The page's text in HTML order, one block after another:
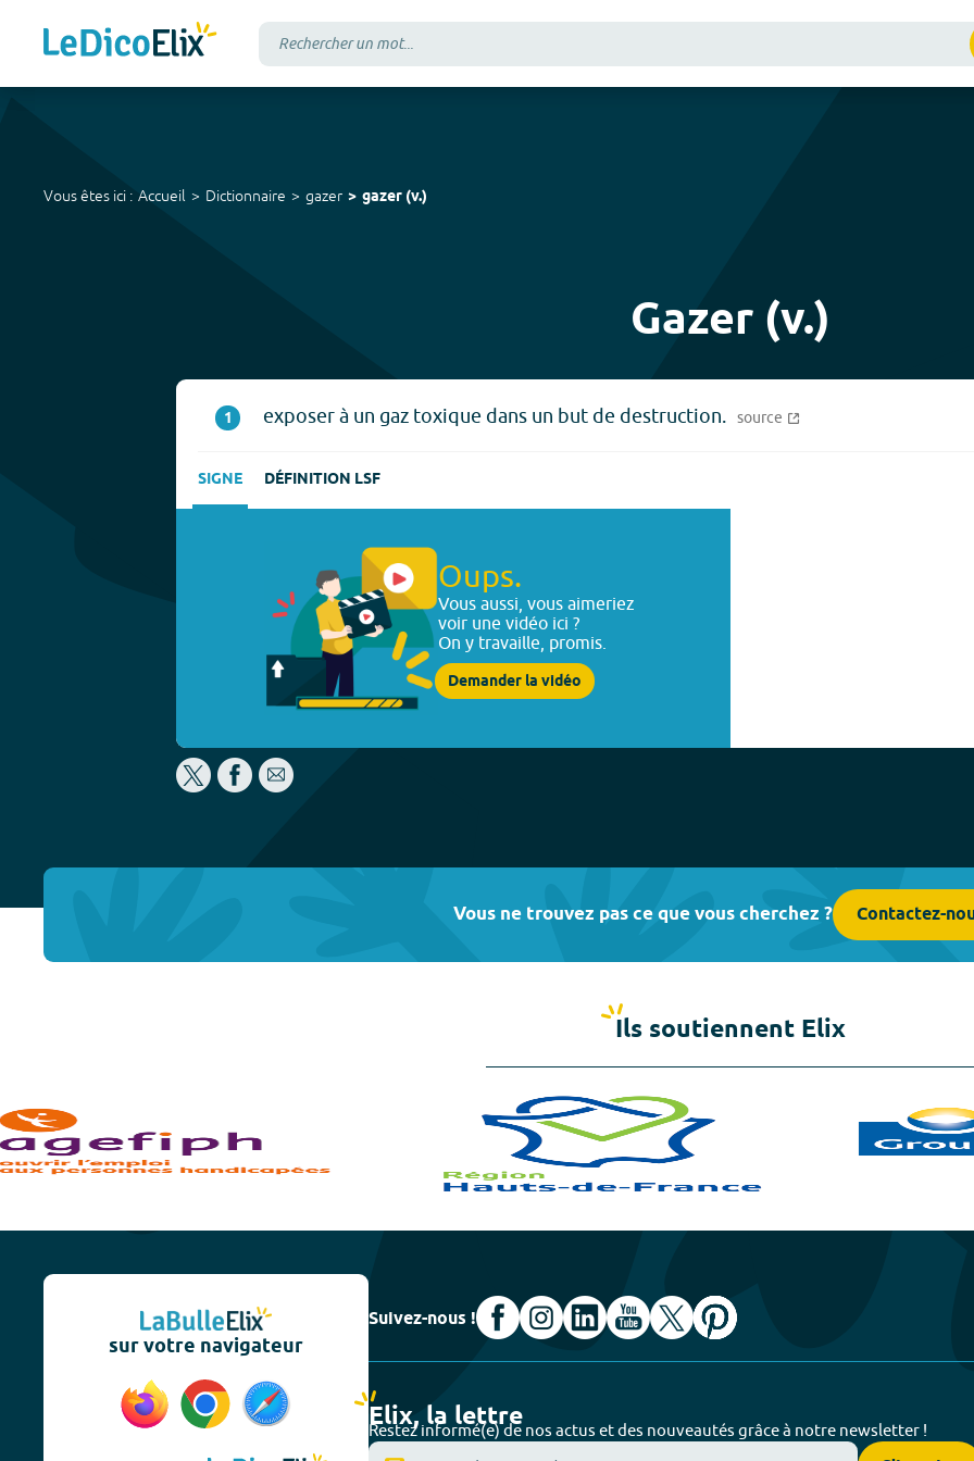
Vous êtes ici : Accueil Dictionnaire gazer gazer (v.)
Gazer (v.)
1 exposer à un gaz toxique dans un but de destruction. source
SIGNE DÉFINITION LSF
Oups.
Vous aussi, vous aimeriez
voir une vidéo ici ?
On y travaille, promis.
Demander la vidéo
Vous ne trouvez pas ce que vous cherchez ? Contactez-
Ils soutiennent Elix
sur votre navigateur
Suivez-nous !
Elix, la lettre
Restez informé(e) de nos actus et des nouveautés grâce à notre newsletter !